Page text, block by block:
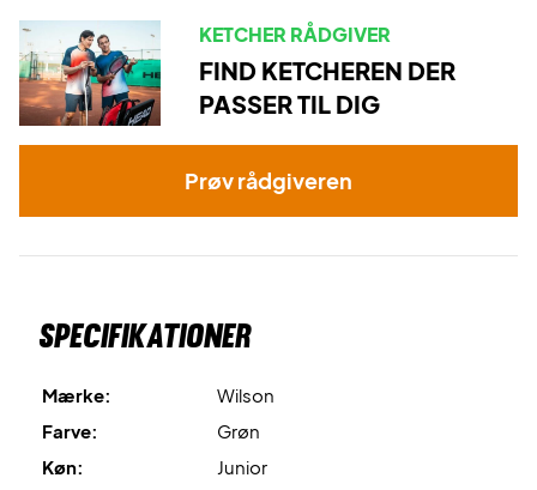
KETCHER RÅDGIVER
FIND KETCHEREN DER
PASSER TIL DIG
Prøv rådgiveren
Specifikationer
Mærke:
Wilson
Farve:
Grøn
Køn:
Junior